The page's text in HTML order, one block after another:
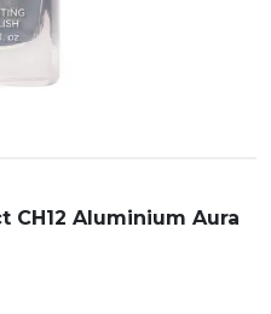
CH12 Aluminium Aura